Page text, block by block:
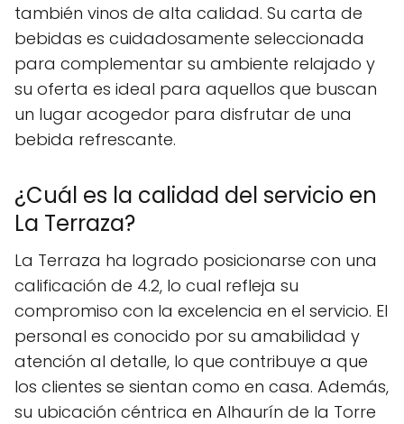
también vinos de alta calidad. Su carta de
bebidas es cuidadosamente seleccionada
para complementar su ambiente relajado y
su oferta es ideal para aquellos que buscan
un lugar acogedor para disfrutar de una
bebida refrescante.
¿Cuál es la calidad del servicio en
La Terraza?
La Terraza ha logrado posicionarse con una
calificación de 4.2, lo cual refleja su
compromiso con la excelencia en el servicio. El
personal es conocido por su amabilidad y
atención al detalle, lo que contribuye a que
los clientes se sientan como en casa. Además,
su ubicación céntrica en Alhaurín de la Torre